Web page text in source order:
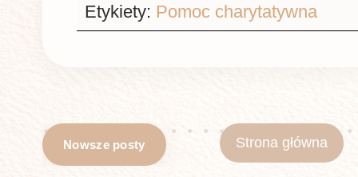
Etykiety: Pomoc charytatywna
Nowsze posty Strona główna